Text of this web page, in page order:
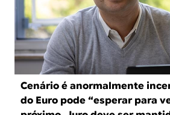
E
b
u
s
c
a
Cenário é anormalmente
do Euro pode “esperar para